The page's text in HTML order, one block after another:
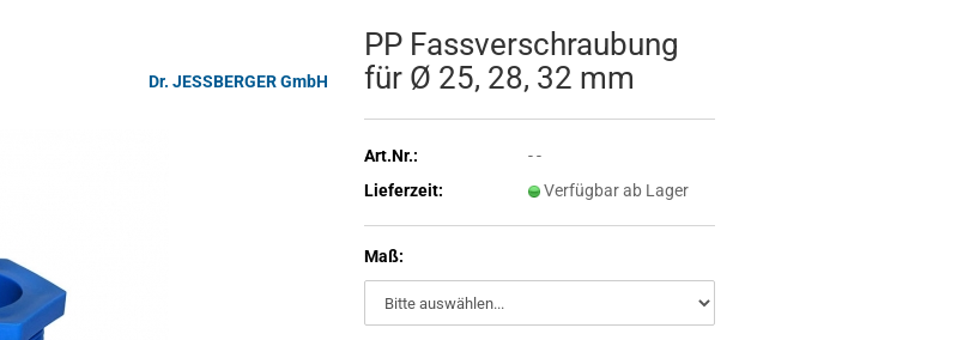
Dr. JESSBERGER GmbH
PP Fass­ver­schrau­bung
für Ø 25, 28, 32 mm
Art.Nr.:
- -
Lieferzeit:
Verfügbar ab Lager
Maß: